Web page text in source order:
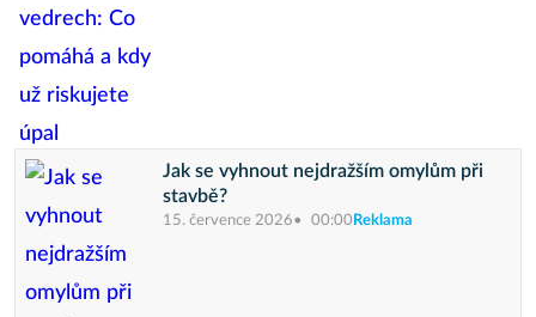
Jak se vyhnout nejdražším omylům při
stavbě?
15. července 2026 00:00 Reklama